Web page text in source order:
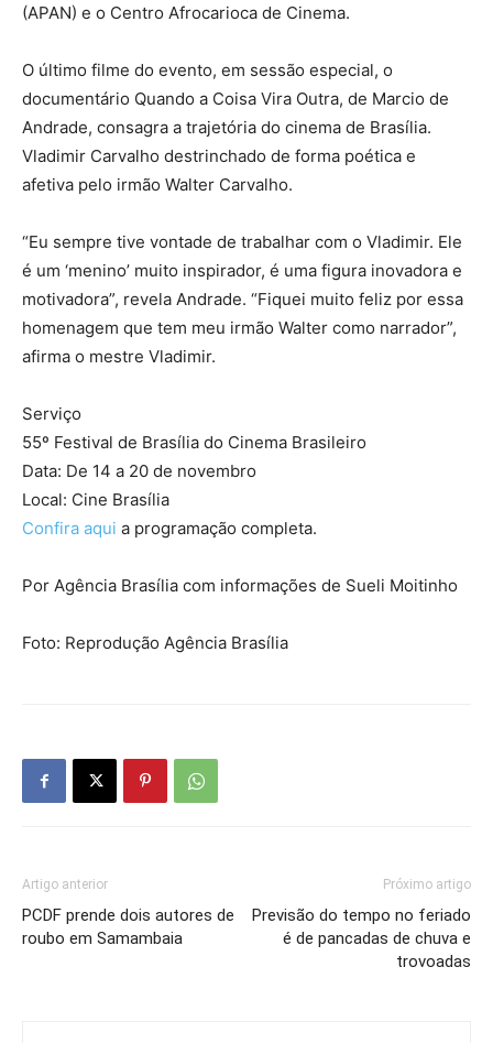
(APAN) e o Centro Afrocarioca de Cinema.
O último filme do evento, em sessão especial, o
documentário Quando a Coisa Vira Outra, de Marcio de
Andrade, consagra a trajetória do cinema de Brasília.
Vladimir Carvalho destrinchado de forma poética e
afetiva pelo irmão Walter Carvalho.
“Eu sempre tive vontade de trabalhar com o Vladimir. Ele
é um ‘menino’ muito inspirador, é uma figura inovadora e
motivadora”, revela Andrade. “Fiquei muito feliz por essa
homenagem que tem meu irmão Walter como narrador”,
afirma o mestre Vladimir.
Serviço
55º Festival de Brasília do Cinema Brasileiro
Data: De 14 a 20 de novembro
Local: Cine Brasília
Confira aqui a programação completa.
Por Agência Brasília com informações de Sueli Moitinho
Foto: Reprodução Agência Brasília
Artigo anterior
PCDF prende dois autores de
roubo em Samambaia
Próximo artigo
Previsão do tempo no feriado
é de pancadas de chuva e
trovoadas